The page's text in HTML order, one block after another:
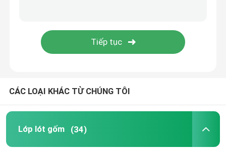
Gạch men
Máy làm sạch băng tải
CÁC LOẠI KHÁC TỪ CHÚNG TÔI
Lớp lót gốm (34)